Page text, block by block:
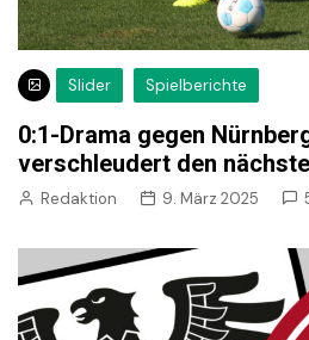
Slider Spielberichte
0:1-Drama gegen
verschleudert den
Redaktion 9. März 2025